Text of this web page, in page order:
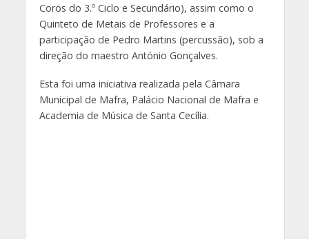
Coros do 3.º Ciclo e Secundário), assim como o
Quinteto de Metais de Professores e a
participação de Pedro Martins (percussão), sob a
direção do maestro António Gonçalves.
Esta foi uma iniciativa realizada pela Câmara
Municipal de Mafra, Palácio Nacional de Mafra e
Academia de Música de Santa Cecília.